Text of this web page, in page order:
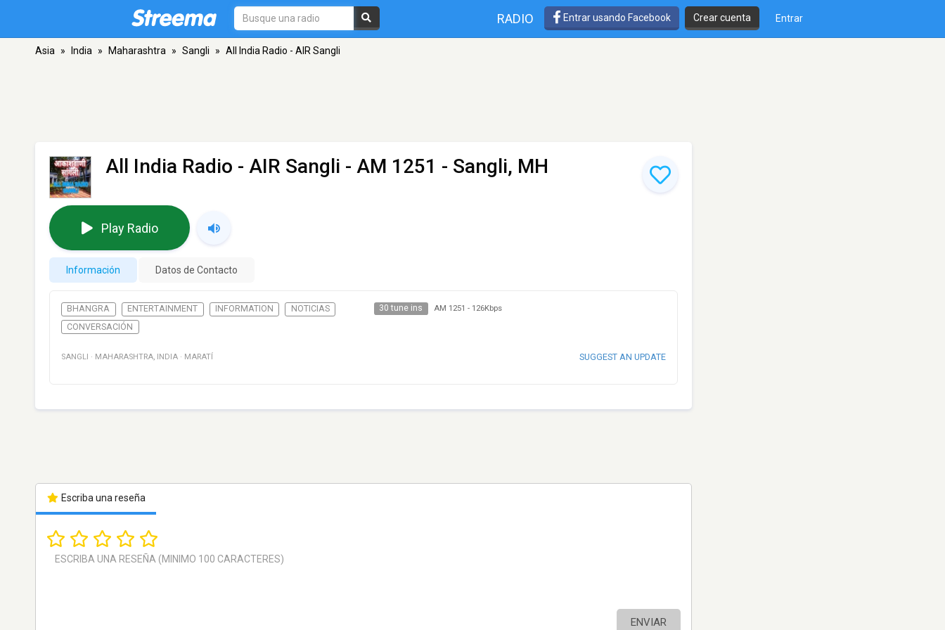
RADIO Entrar usando Facebook Crear cuenta Entrar
Asia » India » Maharashtra » Sangli » All India Radio - AIR Sangli
All India Radio - AIR Sangli - AM 1251 - Sangli, MH
Play Radio
Información Datos de Contacto
BHANGRA ENTERTAINMENT INFORMATION
NOTICIAS
CONVERSACIÓN
30 tune ins AM 1251 - 126Kbps
SANGLI · MAHARASHTRA, INDIA · MARATÍ SUGGEST AN UPDATE
Escriba una reseña
ENVIAR